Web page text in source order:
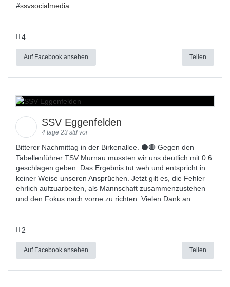
#ssvsocialmedia
4
Auf Facebook ansehen Teilen
SSV Eggenfelden
4 tage 23 std vor
Bitterer Nachmittag in der Birkenallee. ⚫🔴 Gegen den
Tabellenführer TSV Murnau mussten wir uns deutlich mit 0:6
geschlagen geben. Das Ergebnis tut weh und entspricht in
keiner Weise unseren Ansprüchen. Jetzt gilt es, die Fehler
ehrlich aufzuarbeiten, als Mannschaft zusammenzustehen
und den Fokus nach vorne zu richten. Vielen Dank an
2
Auf Facebook ansehen Teilen